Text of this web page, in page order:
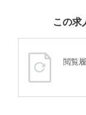
この求
閲覧